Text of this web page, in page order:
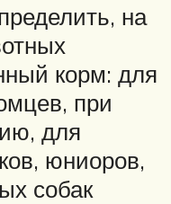
на
корм: для
при
для
юниоров,
собак